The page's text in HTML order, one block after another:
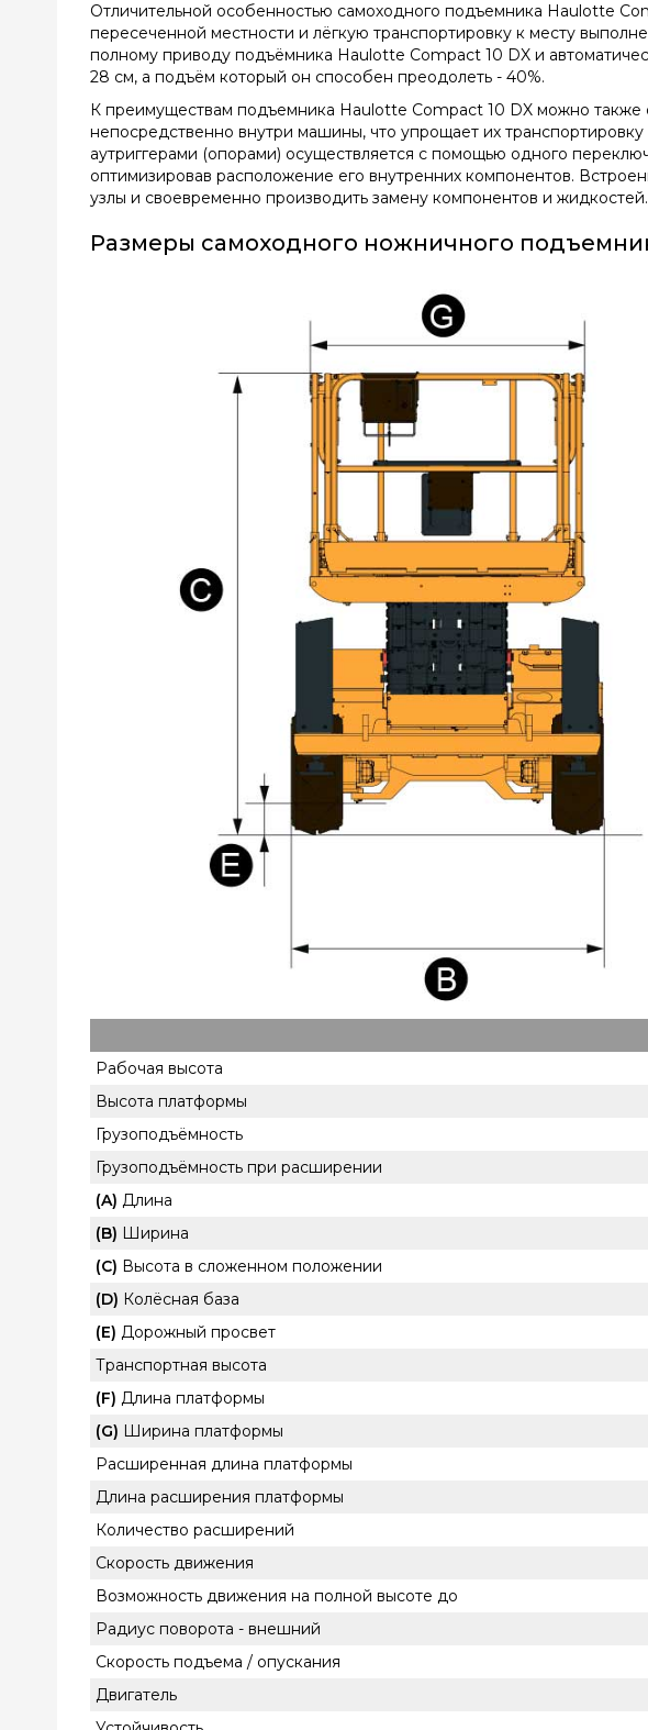
Отличительной особенностью самоходного подъемника Haulotte
пересеченной местности и лёгкую транспортировку к месту
полному приводу подъёмника Haulotte Compact 10 DX и
28 см, а подъём который он способен преодолеть - 40%.
К преимуществам подъемника Haulotte Compact 10 DX можно
непосредственно внутри машины, что упрощает их
аутриггерами (опорами) осуществляется с помощью одного
оптимизировав расположение его внутренних компонентов.
узлы и своевременно производить замену компонентов и жидкостей.
Размеры самоходного ножничного
Рабочая высота
Высота платформы
Грузоподъёмность
Грузоподъёмность при расширении
(A) Длина
(B) Ширина
(C) Высота в сложенном положении
(D) Колёсная база
(E) Дорожный просвет
Транспортная высота
(F) Длина платформы
(G) Ширина платформы
Расширенная длина платформы
Длина расширения платформы
Количество расширений
Скорость движения
Возможность движения на полной высоте до
Радиус поворота - внешний
Скорость подъема / опускания
Двигатель